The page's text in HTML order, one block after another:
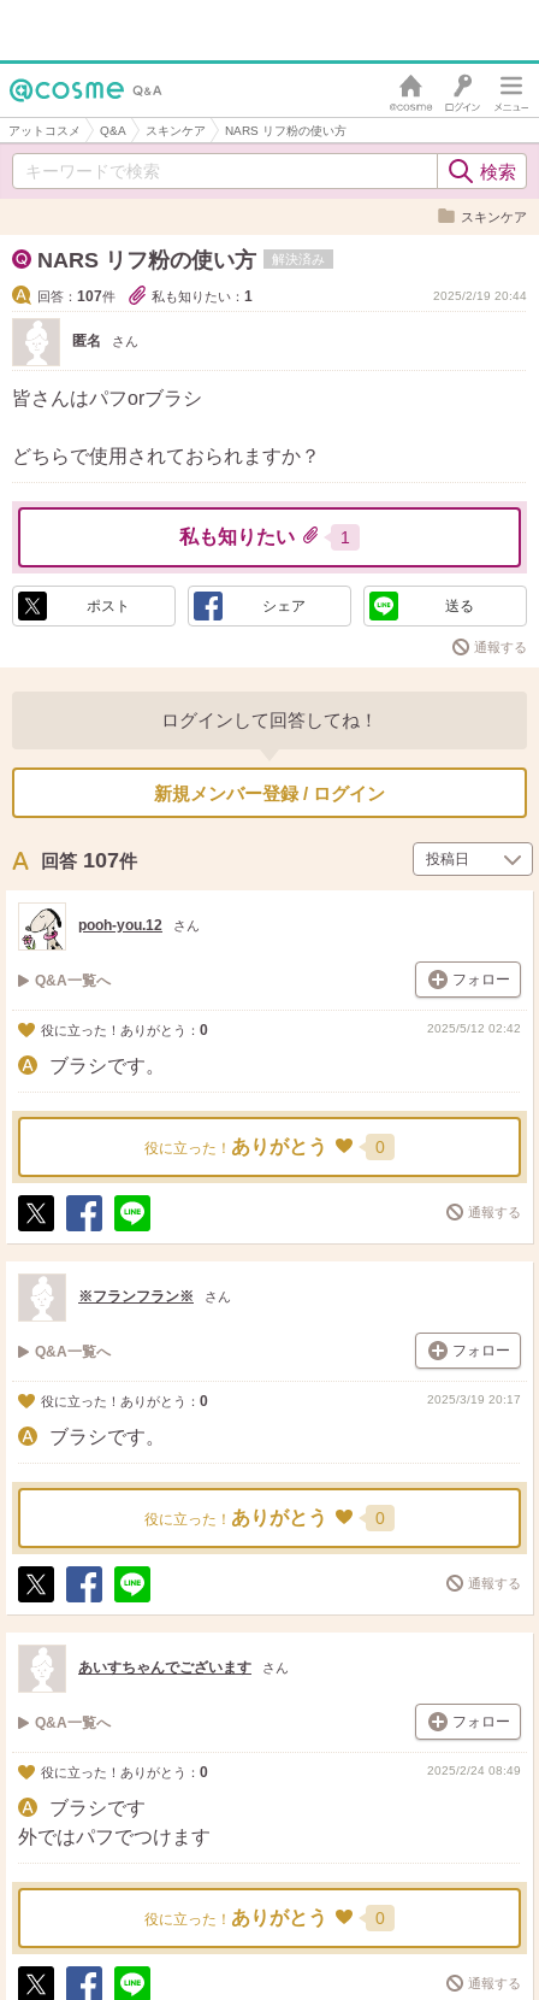
アットコスメ Q&A スキンケア NARS リフ粉の使い方
スキンケア
NARS リフ粉の使い方 解決済み
回答： 107件 私も知りたい： 1 2025/2/19 20:44
匿名 さん
皆さんはパフorブラシ
どちらで使用されておられますか？
私も知りたい 1
ポスト シェア 送る
通報する
ログインして回答してね！
新規メンバー登録 / ログイン
回答 107件
pooh-you.12 さん
Q&A一覧へ フォロー
役に立った！ありがとう： 0 2025/5/12 02:42
ブラシです。
役に立った！ ありがとう 0
ポ
ス
ト
シ
ェ
送
る
通報する
※フランフラン※ さん
Q&A一覧へ フォロー
役に立った！ありがとう： 0 2025/3/19 20:17
ブラシです。
役に立った！ ありがとう 0
ポ
ス
ト
シ
ェ
送
る
通報する
あいすちゃんでございます さん
Q&A一覧へ フォロー
役に立った！ありがとう： 0 2025/2/24 08:49
ブラシです
外ではパフでつけます
役に立った！ ありがとう 0
通報する